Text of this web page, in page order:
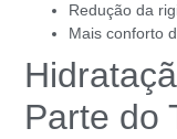
Redução da
Mais conforto
Parte do